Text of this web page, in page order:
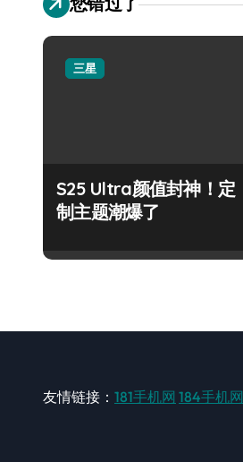
三星
S25 Ultra颜值封神！定
制主题潮爆了
友情链接： 181手机网 184手机网